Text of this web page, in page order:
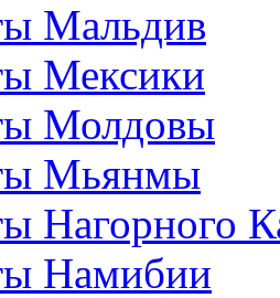
Мальдив
Мексики
Молдовы
Мьянмы
Нагорного
Намибии